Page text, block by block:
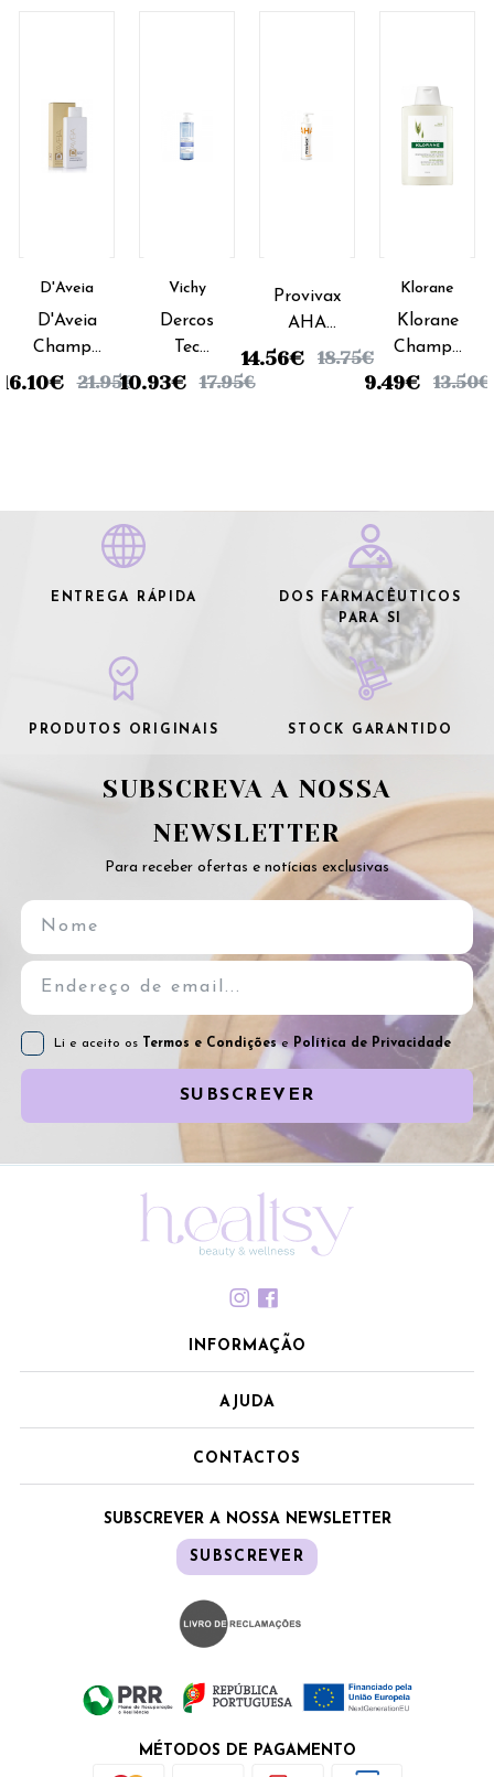
D'Aveia
D'Aveia
Champô
Neutro -
16.10€ 21.95€
Vichy
Dercos
Tec
Frequente
10.93€ 17.95€
Provivax
AHA
Champô
14.56€ 18.75€
Klorane
Klorane
Champô
Leite
9.49€ 13.50€
ENTREGA RÁPIDA
DOS FARMACÊUTICOS
PARA SI
PRODUTOS ORIGINAIS STOCK GARANTIDO
SUBSCREVA A NOSSA
NEWSLETTER
Para receber ofertas e notícias exclusivas
Li e aceito os Termos e Condiçõese Política de Privacidade
SUBSCREVER
INFORMAÇÃO
AJUDA
CONTACTOS
SUBSCREVER A NOSSA NEWSLETTER
SUBSCREVER
MÉTODOS DE PAGAMENTO